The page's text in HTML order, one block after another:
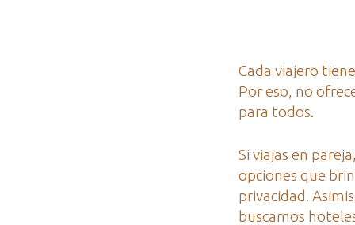
Cada viajero
Por eso, no
para todos.
Si viajas en
opciones que
privacidad.
buscamos